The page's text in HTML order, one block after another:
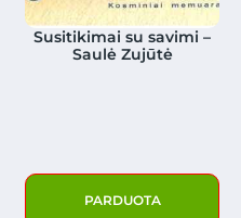
Susitikimai su savimi –
Saulė Zujūtė
PARDUOTA